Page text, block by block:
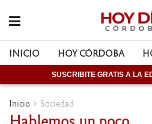
INICIO HOY CÓRDOBA
SUSCRIBITE GRATIS A LA
Inicio Sociedad
Hablemos un poco